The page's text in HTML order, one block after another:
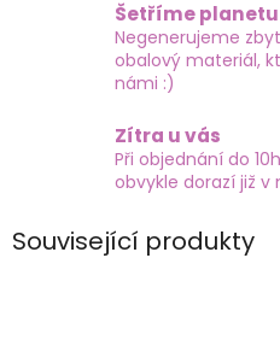
Šetříme planetu
Negenerujeme
obalový materiál,
námi :)
Zítra u vás
Při objednání do
obvykle dorazí již
Související produkty